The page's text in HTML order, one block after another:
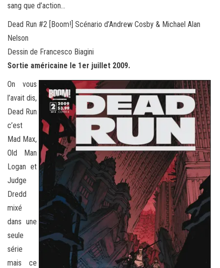
sang que d’action…
Dead Run #2 [Boom!] Scénario d’Andrew Cosby & Michael Alan
Nelson
Dessin de Francesco Biagini
Sortie américaine le 1er juillet 2009.
On vous
l’avait dis,
Dead Run
c’est
Mad Max,
Old Man
Logan et
Judge
Dredd
mixé
dans une
seule
série
mais ce